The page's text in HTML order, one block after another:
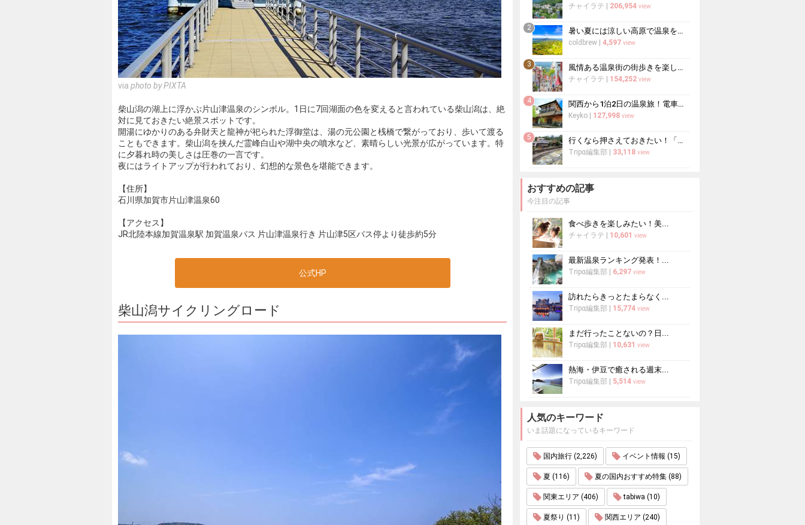
via photo by PIXTA
柴山潟の湖上に浮かぶ片山津温泉のシンボル。1日に7回湖面の色を変えると言われている柴山潟は、絶
対に見ておきたい絶景スポットです。
開湯にゆかりのある弁財天と龍神が祀られた浮御堂は、湯の元公園と桟橋で繋がっており、歩いて渡る
こともできます。柴山潟を挟んだ霊峰白山や湖中央の噴水など、素晴らしい光景が広がっています。特
に夕暮れ時の美しさは圧巻の一言です。
夜にはライトアップが行われており、幻想的な景色を堪能できます。
【住所】
石川県加賀市片山津温泉60
【アクセス】
JR北陸本線加賀温泉駅 加賀温泉バス 片山津温泉行き 片山津5区バス停より徒歩約5分
公式HP
柴山潟サイクリングロード
チャイラテ 206,954 view
2 暑い夏には涼しい高原で温泉を堪能！避暑地のおすすめ温泉10選
coldbrew 4,597 view
3 風情ある温泉街の街歩きを楽しもう♪街歩きが楽しい温泉地10選
チャイラテ 154,252 view
4 関西から1泊2日の温泉旅！電車で行ける温泉地おすすめ12選
Keyko 127,998 view
5 行くなら押さえておきたい！「湯西川温泉」おすすめ観光スポット
Tripα編集部 33,118 view
おすすめの記事
今注目の記事
食べ歩きを楽しみたい！美...
チャイラテ 10,601 view
最新温泉ランキング発表！...
Tripα編集部 6,297 view
訪れたらきっとたまらなく...
Tripα編集部 15,774 view
まだ行ったことないの？日...
Tripα編集部 10,631 view
熱海・伊豆で癒される週末...
Tripα編集部 5,514 view
人気のキーワード
いま話題になっているキーワード
国内旅行 (2,226) イベント情報 (15)
夏 (116) 夏の国内おすすめ特集 (88)
関東エリア (406) tabiwa (10)
夏祭り (11) 関西エリア (240)